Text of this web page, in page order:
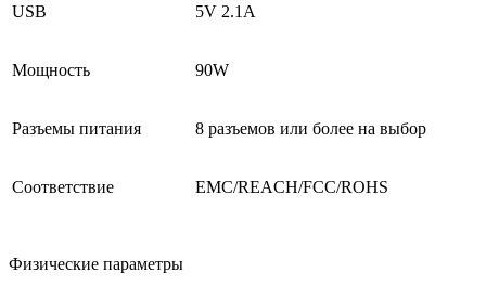
USB 5V 2.1A
Мощность 90W
Разъемы питания 8 разъемов или более на выбор
Соответствие EMC/REACH/FCC/ROHS
Физические параметры